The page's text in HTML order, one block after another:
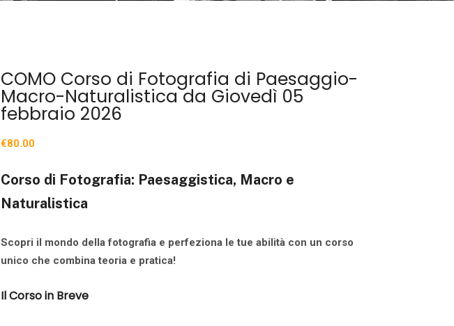
COMO Corso di Fotografia di Paesaggio-
Macro-Naturalistica da Giovedì 05
febbraio 2026
€80.00
Corso di Fotografia: Paesaggistica, Macro e
Naturalistica
Scopri il mondo della fotografia e perfeziona le tue abilità con un corso
unico che combina teoria e pratica!
Il Corso in Breve